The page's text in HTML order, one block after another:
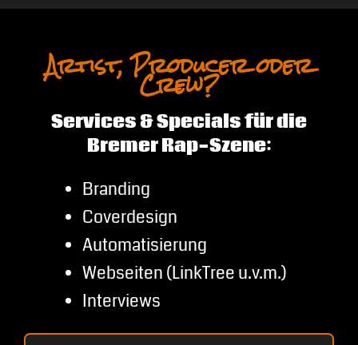
Artist, Producer oder
Crew?
Services & Specials für die
Bremer Rap-Szene:
Branding
Coverdesign
Automatisierung
Webseiten (LinkTree u.v.m.)
Interviews